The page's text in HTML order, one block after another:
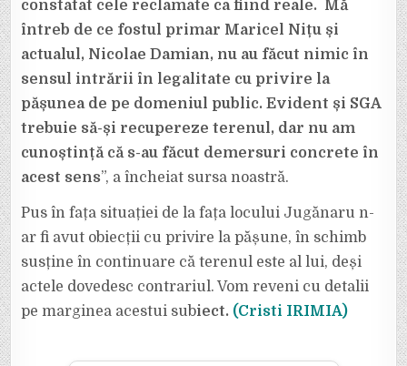
constatat cele reclamate ca fiind reale. Mă
întreb de ce fostul primar Maricel Nițu și
actualul, Nicolae Damian, nu au făcut nimic în
sensul intrării în legalitate cu privire la
pășunea de pe domeniul public. Evident și SGA
trebuie să-și recupereze terenul, dar nu am
cunoștință că s-au făcut demersuri concrete în
acest sens”, a încheiat sursa noastră.
Pus în fața situației de la fața locului Jugănaru n-
ar fi avut obiecții cu privire la pășune, în schimb
susține în continuare că terenul este al lui, deși
actele dovedesc contrariul. Vom reveni cu detalii
pe marginea acestui subiect. (Cristi IRIMIA)